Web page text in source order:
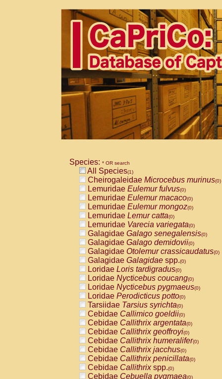
Species: * OR search
All Species(1)
Cheirogaleidae Microcebus murinus(0)
Lemuridae Eulemur fulvus(0)
Lemuridae Eulemur macaco(0)
Lemuridae Eulemur mongoz(0)
Lemuridae Lemur catta(0)
Lemuridae Varecia variegata(0)
Galagidae Galago senegalensis(0)
Galagidae Galago demidovii(0)
Galagidae Otolemur crassicaudatus(0)
Galagidae Galagidae spp.(0)
Loridae Loris tardigradus(0)
Loridae Nycticebus coucang(0)
Loridae Nycticebus pygmaeus(0)
Loridae Perodicticus potto(0)
Tarsiidae Tarsius syrichta(0)
Cebidae Callimico goeldii(0)
Cebidae Callithrix argentata(0)
Cebidae Callithrix geoffroyi(0)
Cebidae Callithrix humeralifer(0)
Cebidae Callithrix jacchus(0)
Cebidae Callithrix penicillata(0)
Cebidae Callithrixspp.(0)
Cebidae Cebuella pygmaea(0)